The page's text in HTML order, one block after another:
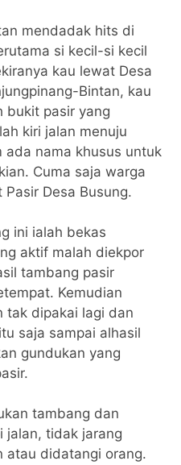
mendadak hits di
si kecil-si kecil
kau lewat Desa
Bintan, kau
bukit pasir yang
kiri jalan menuju
ada nama khusus untuk
Cuma saja warga
Desa Busung.
ini ialah bekas
aktif malah diekpor
tambang pasir
Kemudian
tak dipakai lagi dan
saja sampai alhasil
gundukan yang
tambang dan
jalan, tidak jarang
atau didatangi orang.